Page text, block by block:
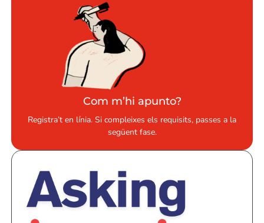
Com m’hi apunto?
Registra’t en línia. Si compleixes els requisits, passes a la
següent fase.